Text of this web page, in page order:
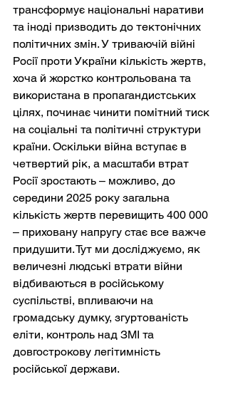
трансформує національні наративи
та іноді призводить до тектонічних
політичних змін. У триваючій війні
Росії проти України кількість жертв,
хоча й жорстко контрольована та
використана в пропагандистських
цілях, починає чинити помітний тиск
на соціальні та політичні структури
країни. Оскільки війна вступає в
четвертий рік, а масштаби втрат
Росії зростають – можливо, до
середини 2025 року загальна
кількість жертв перевищить 400 000
– приховану напругу стає все важче
придушити. Тут ми досліджуємо, як
величезні людські втрати війни
відбиваються в російському
суспільстві, впливаючи на
громадську думку, згуртованість
еліти, контроль над ЗМІ та
довгострокову легітимність
російської держави.